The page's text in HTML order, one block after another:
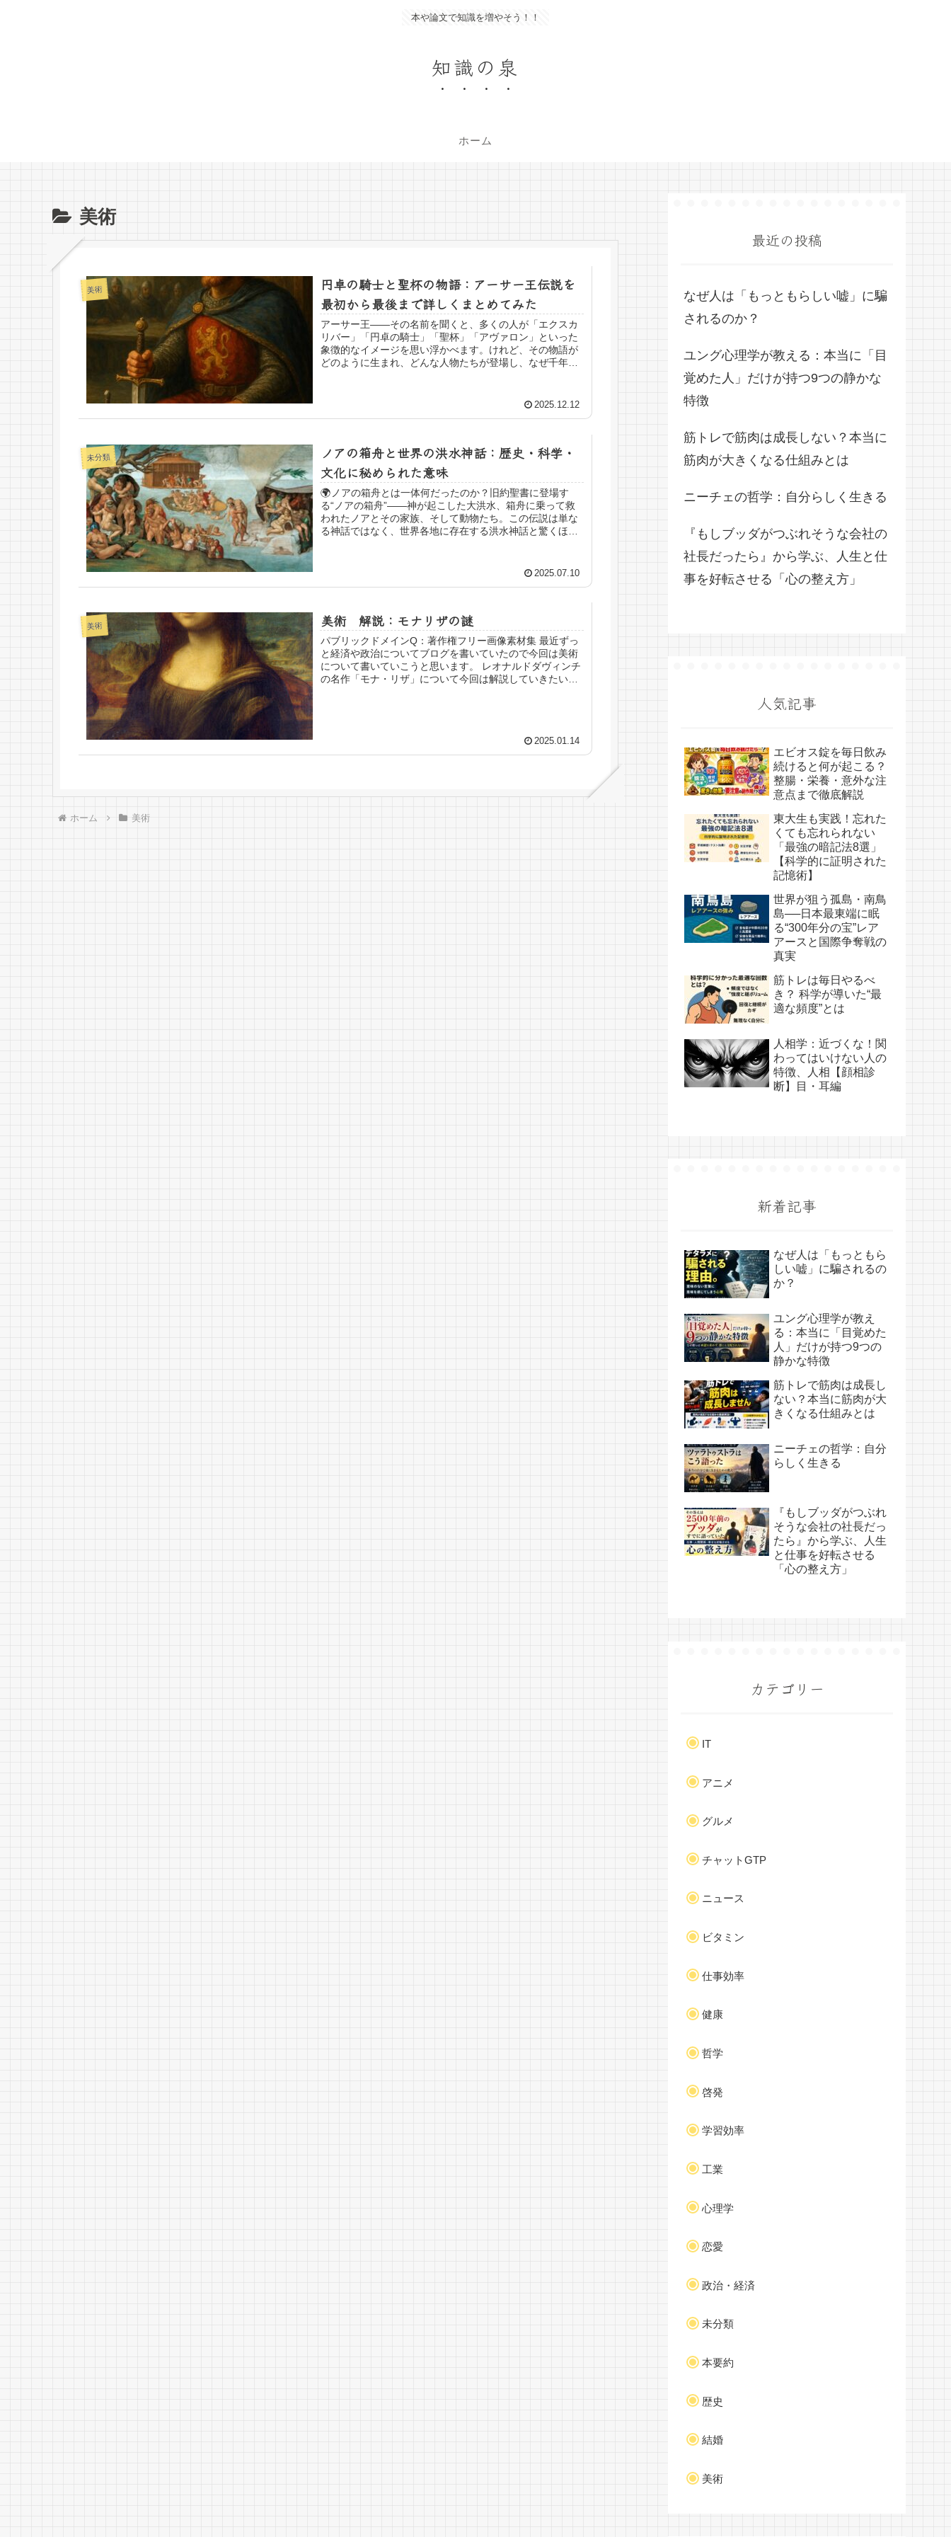
本や論文で知識を増やそう！！
知識の泉
ホーム
美術
美術
円卓の騎士と聖杯の物語：アーサー王伝説を
最初から最後まで詳しくまとめてみた
アーサー王――その名前を聞くと、多くの人が「エクスカ
リバー」「円卓の騎士」「聖杯」「アヴァロン」といった
象徴的なイメージを思い浮かべます。けれど、その物語が
どのように生まれ、どんな人物たちが登場し、なぜ千年以
2025.12.12
未分類
ノアの箱舟と世界の洪水神話：歴史・科学・
文化に秘められた意味
🌍ノアの箱舟とは一体何だったのか？旧約聖書に登場す
る“ノアの箱舟”――神が起こした大洪水、箱舟に乗って救
われたノアとその家族、そして動物たち。この伝説は単な
る神話ではなく、世界各地に存在する洪水神話と驚くほど
2025.07.10
美術 美術 解説：モナリザの謎
パブリックドメインQ：著作権フリー画像素材集 最近ずっ
と経済や政治についてブログを書いていたので今回は美術
について書いていこうと思います。 レオナルドダヴィンチ
の名作「モナ・リザ」について今回は解説していきたいと
2025.01.14
ホーム 美術
最近の投稿
なぜ人は「もっともらしい嘘」に騙
されるのか？
ユング心理学が教える：本当に「目
覚めた人」だけが持つ9つの静かな
特徴
筋トレで筋肉は成長しない？本当に
筋肉が大きくなる仕組みとは
ニーチェの哲学：自分らしく生きる
『もしブッダがつぶれそうな会社の
社長だったら』から学ぶ、人生と仕
事を好転させる「心の整え方」
人気記事
エビオス錠を毎日飲み
続けると何が起こる？
整腸・栄養・意外な注
意点まで徹底解説
東大生も実践！忘れた
くても忘れられない
「最強の暗記法8選」
【科学的に証明された
記憶術】
世界が狙う孤島・南鳥
島──日本最東端に眠
る“300年分の宝”レア
アースと国際争奪戦の
真実
筋トレは毎日やるべ
き？ 科学が導いた“最
適な頻度”とは
人相学：近づくな！関
わってはいけない人の
特徴、人相【顔相診
断】目・耳編
新着記事
なぜ人は「もっともら
しい嘘」に騙されるの
か？
ユング心理学が教え
る：本当に「目覚めた
人」だけが持つ9つの
静かな特徴
筋トレで筋肉は成長し
ない？本当に筋肉が大
きくなる仕組みとは
ニーチェの哲学：自分
らしく生きる
『もしブッダがつぶれ
そうな会社の社長だっ
たら』から学ぶ、人生
と仕事を好転させる
「心の整え方」
カテゴリー
IT
アニメ
グルメ
チャットGTP
ニュース
ビタミン
仕事効率
健康
哲学
啓発
学習効率
工業
心理学
恋愛
政治・経済
未分類
本要約
歴史
結婚
美術